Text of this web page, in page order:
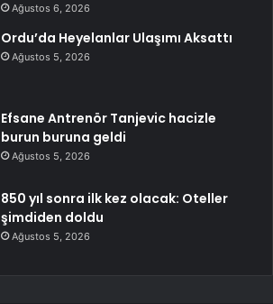
Ağustos 6, 2026
Ordu’da Heyelanlar Ulaşımı Aksattı
Ağustos 5, 2026
Efsane Antrenör Tanjevic hacizle
burun buruna geldi
Ağustos 5, 2026
850 yıl sonra ilk kez olacak: Oteller
şimdiden doldu
Ağustos 5, 2026